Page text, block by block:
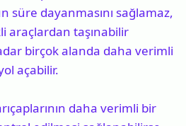
süre dayanmasını sağlamaz,
araçlardan taşınabilir
birçok alanda daha verimli
açabilir.
daha verimli bir